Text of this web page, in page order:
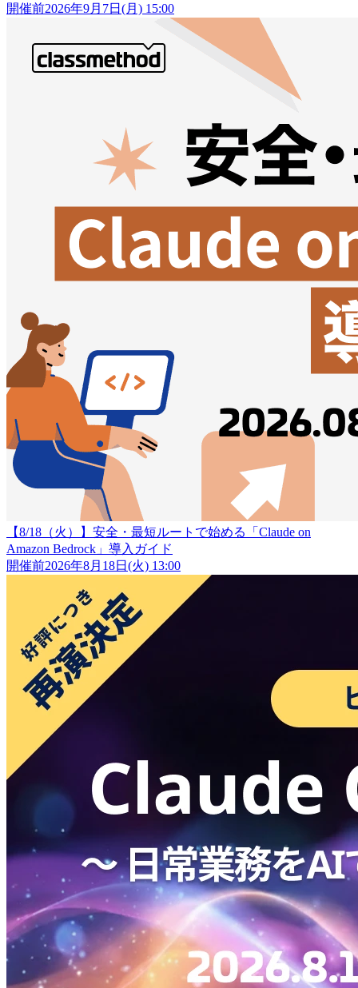
開催前2026年9月7日(月) 15:00
【8/18（火）】安全・最短ルートで始める「Claude on
Amazon Bedrock」導入ガイド
開催前2026年8月18日(火) 13:00